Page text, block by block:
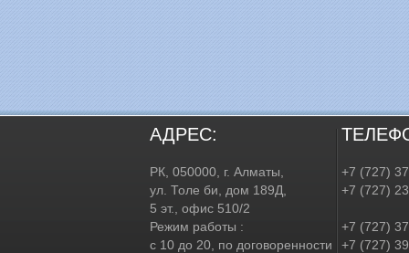
АДРЕС:
РК, 050000, г. Алматы,
ул. Толе би, дом 189Д,
5 эт., офис 510/2
Режим работы :
с 10 до 20, по договоренности
+7 (727)
+7 (727)
+7 (727)
+7 (727)